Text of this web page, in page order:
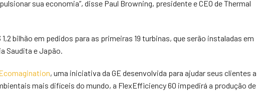
sua economia”, disse Paul Browning, presidente e CEO de Thermal
bilhão em pedidos para as primeiras 19 turbinas, que serão instaladas em
Saudita e Japão.
, uma iniciativa da GE desenvolvida para ajudar seus clientes a
mais difíceis do mundo, a FlexEfficiency 60 impedirá a produção de